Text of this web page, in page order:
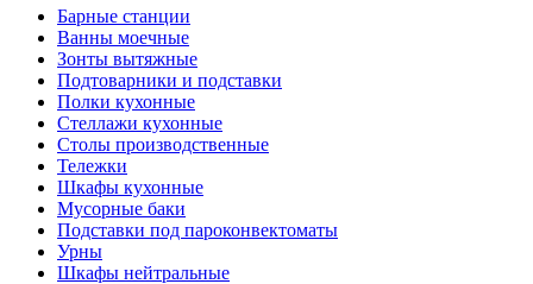
Барные станции
Ванны моечные
Зонты вытяжные
Подтоварники и подставки
Полки кухонные
Стеллажи кухонные
Столы производственные
Тележки
Шкафы кухонные
Мусорные баки
Подставки под пароконвектоматы
Урны
Шкафы нейтральные